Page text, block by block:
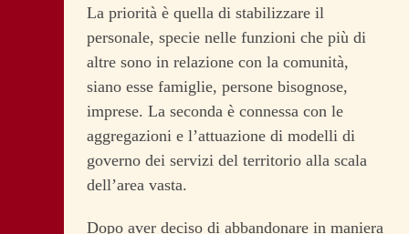
La priorità è quella di stabilizzare il
personale, specie nelle funzioni che più di
altre sono in relazione con la comunità,
siano esse famiglie, persone bisognose,
imprese. La seconda è connessa con le
aggregazioni e l’attuazione di modelli di
governo dei servizi del territorio alla scala
dell’area vasta.
Dopo aver deciso di abbandonare in maniera